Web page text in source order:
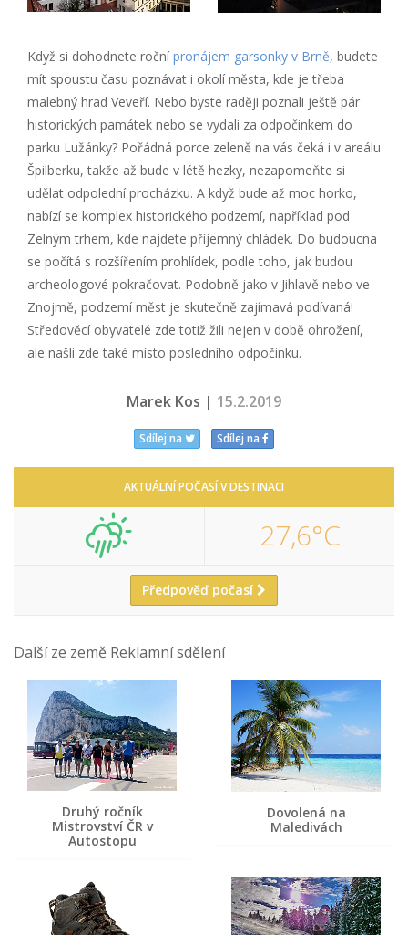
Když si dohodnete ročnípronájem garsonky v Brně, budete
mít spoustu času poznávat i okolí města, kde je třeba
malebný hrad Veveří. Nebo byste raději poznali ještě pár
historických památek nebo se vydali za odpočinkem do
parku Lužánky? Pořádná porce zeleně na vás čeká i v areálu
Špilberku, takže až bude v létě hezky, nezapomeňte si
udělat odpolední procházku. A když bude až moc horko,
nabízí se komplex historického podzemí, například pod
Zelným trhem, kde najdete příjemný chládek. Do budoucna
se počítá s rozšířením prohlídek, podle toho, jak budou
archeologové pokračovat. Podobně jako v Jihlavě nebo ve
Znojmě, podzemí měst je skutečně zajímavá podívaná!
Středověcí obyvatelé zde totiž žili nejen v době ohrožení,
ale našli zde také místo posledního odpočinku.
Marek Kos | 15.2.2019
Sdílej na Sdílej na
AKTUÁLNÍ POČASÍ V DESTINACI
27,6°C
Předpověď počasí
Další ze země Reklamní sdělení
Druhý ročník
Mistrovství ČR v
Autostopu
Dovolená na
Maledivách